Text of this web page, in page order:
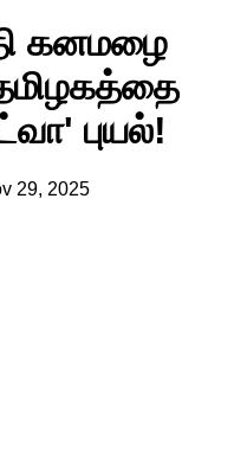
கனமழை
புயல்!
29, 2025